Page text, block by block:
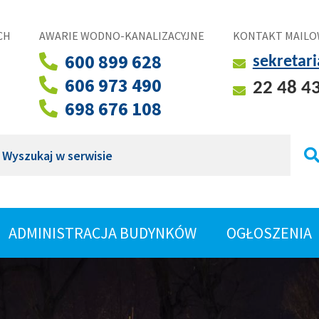
AWARIE WODNO-KANALIZACYJNE
600 899 628
606 973 490
698 676 108
KONTAKT
22 48
ROZWIŃ
ADMINISTRACJA BUDYNKÓW OGŁOSZENIA